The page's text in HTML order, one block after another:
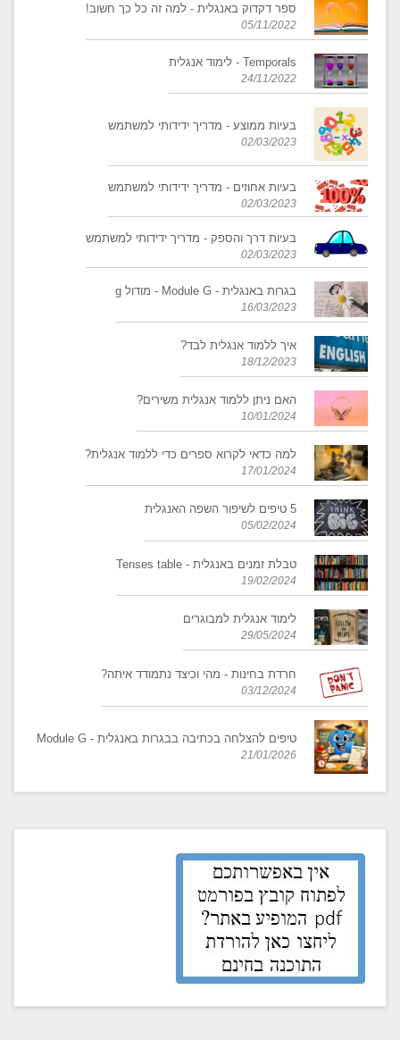
ספר דקדוק באנגלית - למה זה כל כך חשוב!
05/11/2022
Temporals - לימוד אנגלית
24/11/2022
בעיות ממוצע - מדריך ידידותי למשתמש
02/03/2023
בעיות אחוזים - מדריך ידידותי למשתמש
02/03/2023
בעיות דרך והספק - מדריך ידידותי למשתמש
02/03/2023
בגרות באנגלית - Module G - מודול g
16/03/2023
איך ללמוד אנגלית לבד?
18/12/2023
האם ניתן ללמוד אנגלית משירים?
10/01/2024
​למה כדאי לקרוא ספרים כדי ללמוד אנגלית?
17/01/2024
5 טיפים לשיפור השפה האנגלית
05/02/2024
טבלת זמנים באנגלית - Tenses table
19/02/2024
לימוד אנגלית למבוגרים
29/05/2024
חרדת בחינות - מהי וכיצד נתמודד איתה?
03/12/2024
טיפים להצלחה בכתיבה בבגרות באנגלית - Module G
21/01/2026